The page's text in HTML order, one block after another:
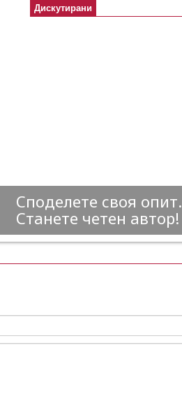
Дискутирани
Споделете своя опит.
Станете четен автор!